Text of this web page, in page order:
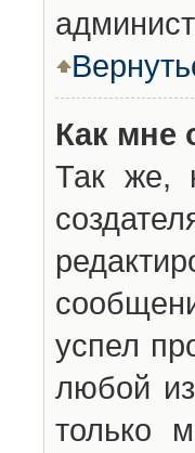
Как мне
Так же,
успел
любой
только